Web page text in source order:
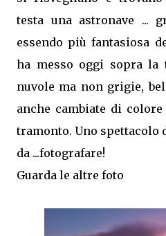
testa una astronave ...
essendo più fantasiosa
ha messo oggi sopra la
nuvole ma non grigie,
anche cambiate di
tramonto. Uno spettacolo
da ...fotografare!
Guarda le altre foto